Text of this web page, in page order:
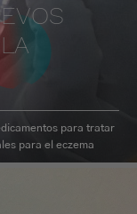
para tratar
para el eczema